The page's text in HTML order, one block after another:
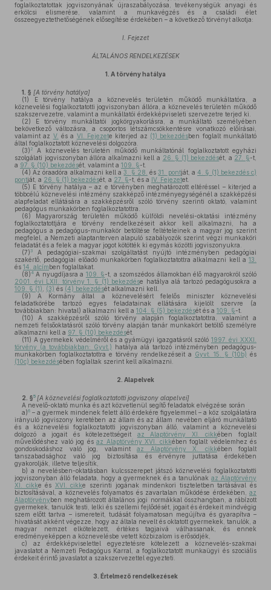
foglalkoztatottak jogviszonyának újraszabályozása, tevékenységük anyagi és
erkölcsi elismerése, valamint a munkavégzés és a családi élet
összeegyeztethetőségének elősegítése érdekében – a következő törvényt alkotja:
I. Fejezet
ÁLTALÁNOS RENDELKEZÉSEK
1. A törvény hatálya
1. § [A törvény hatálya]
(1) E törvény hatálya a köznevelés területén működő munkáltatóra, a
köznevelési foglalkoztatotti jogviszonyban állóra, a köznevelés területén működő
szakszervezetre, valamint a munkáltatói érdekképviseleti szervezetre terjed ki.
(2) E törvény munkáltatói jogkörgyakorlásra, a munkáltató személyében
bekövetkező változásra, a csoportos létszámcsökkentésre vonatkozó előírásai,
valamint az V. és a VI. Fejezete kiterjed az (1) bekezdésben foglalt munkáltató
által foglalkoztatott köznevelési dolgozóra.
(3) 2
A köznevelés területén működő munkáltatónál foglalkoztatott egyházi
szolgálati jogviszonyban állóra alkalmazni kell a 26. § (1) bekezdését, a 27. §-t,
a 97. § (10) bekezdését, valamint a 109. §-t.
(4) Az óraadóra alkalmazni kell a3. § 28. és31. pontját, a4. § (1) bekezdés c)
pontját, a 26. § (1) bekezdését, a 27. §-t, és a IV. Fejezetet.
(5) E törvény hatálya – az e törvényben meghatározott eltéréssel – kiterjed a
többcélú köznevelési intézmény szakképző intézményegységénél a szakképzési
alapfeladat ellátására a szakképzésről szóló törvény szerinti oktató, valamint
pedagógus munkakörben foglalkoztatottra.
(6) Magyarország területén működő külföldi nevelési-oktatási intézmény
foglalkoztatottjára e törvény rendelkezéseit akkor kell alkalmazni, ha a
pedagógus a pedagógus-munkakör betöltése feltételeinek a magyar jog szerint
megfelel, a Nemzeti alaptanterven alapuló szabályozók szerint végzi munkaköri
feladatát és a felek a magyar jogot kötötték ki egymás közötti jogviszonyukra.
(7) 3
A pedagógiai-szakmai szolgáltatást nyújtó intézményben pedagógiai
szakértő, pedagógiai előadó munkakörben foglalkoztatottra alkalmazni kell a 13.
és 14. alcímben foglaltakat.
(8)4 A nyugdíjasra a 109. §-t, a szomszédos államokban élő magyarokról szóló
2001. évi LXII. törvény 1. § (1) bekezdése hatálya alá tartozó pedagógusokra a
109. § (1)
(3) és (4) bekezdését alkalmazni kell.
(9) A Kormány által a köznevelésért felelős miniszter köznevelési
feladatkörébe tartozó egyes feladatainak ellátására kijelölt szervre (a
továbbiakban: hivatal) alkalmazni kell a 104. § (5) bekezdését és a 109. §-t.
(10) A szakképzésről szóló törvény alapján foglalkoztatottra, valamint a
nemzeti felsőoktatásról szóló törvény alapján tanár munkakört betöltő személyre
alkalmazni kell a 97. § (10) bekezdését.
(11) A gyermekek védelméről és a gyámügyi igazgatásról szóló 1997. évi XXXI.
törvény (a továbbiakban: Gyvt.) hatálya alá tartozó intézményben pedagógus-
munkakörben foglalkoztatottra e törvény rendelkezéseit a Gyvt. 15. § (10b) és
(10c) bekezdésében foglaltak szerint kell alkalmazni.
2. Alapelvek
2. §5 [A köznevelési foglalkoztatotti jogviszony alapelvei]
A nevelő-oktató munka és azt közvetlenül segítő feladatok elvégzése során
a)6 – a gyermek mindenek felett álló érdekére figyelemmel – a köz szolgálatára
irányuló jogviszony keretében az állam és az állam nevében eljáró munkáltató
és a köznevelési foglalkoztatotti jogviszonyban álló, valamint a köznevelési
dolgozó a jogait és kötelezettségeit az Alaptörvény XI. cikkében foglalt
művelődéshez való jog és az Alaptörvény XVI. cikkében foglalt védelemhez és
gondoskodáshoz való jog, valamint az Alaptörvény X. cikkében foglalt
tanszabadsághoz való jog biztosítása és érvényre juttatása érdekében
gyakorolják, illetve teljesítik,
b) a nevelésben-oktatásban kulcsszerepet játszó köznevelési foglalkoztatotti
jogviszonyban álló feladata, hogy a gyermeknek és a tanulónakaz Alaptörvény
XI. cikke és XVI. cikke szerinti jogának mindenkori tiszteletben tartásával és
biztosításával, a köznevelés folyamatos és zavartalan működése érdekében, az
Alaptörvényben meghatározott általános jogi normákkal összhangban, a rábízott
gyermekek, tanulók testi, lelki és szellemi fejlődését, jogait és érdekeit mindvégig
szem előtt tartva – ismereteit, tudását folyamatosan megújítva és gyarapítva –
hivatását akként végezze, hogy az általa nevelt és oktatott gyermekek, tanulók, a
magyar nemzet elkötelezett, értékes tagjaivá válhassanak, és ennek
eredményeképpen a köznevelésbe vetett közbizalom is erősödjék,
c) az érdekképviselettel egyeztetésre kötelezett a köznevelés-szakmai
javaslatot a Nemzeti Pedagógus Karral, a foglalkoztatott munkaügyi és szociális
érdekeit érintő javaslatot a szakszervezettel egyezteti.
3. Értelmező rendelkezések